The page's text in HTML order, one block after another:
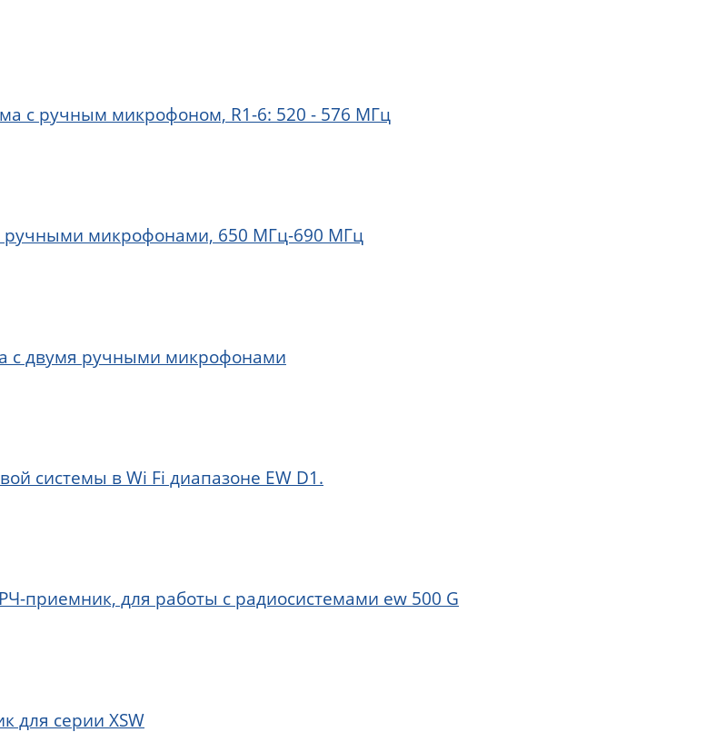
с ручным микрофоном, R1-6: 520 - 576 МГц
ручными микрофонами, 650 МГц-690 МГц
с двумя ручными микрофонами
системы в Wi Fi диапазоне EW D1.
приемник, для работы с радиосистемами ew 500 G
для серии XSW